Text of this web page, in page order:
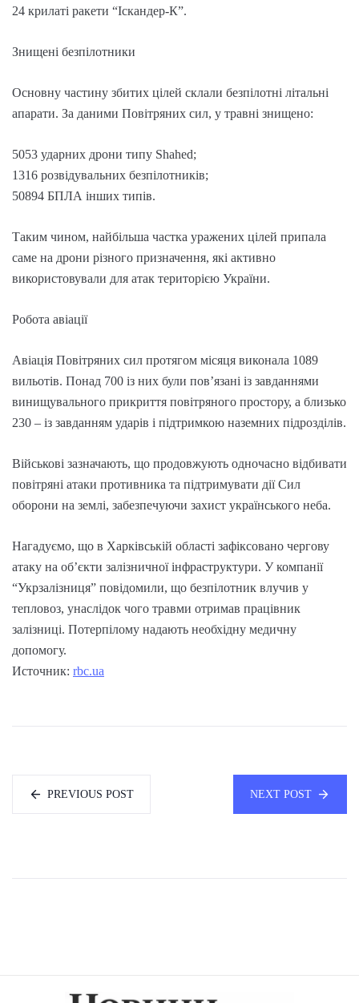
24 крилаті ракети “Іскандер-К”.
Знищені безпілотники
Основну частину збитих цілей склали безпілотні літальні
апарати. За даними Повітряних сил, у травні знищено:
5053 ударних дрони типу Shahed;
1316 розвідувальних безпілотників;
50894 БПЛА інших типів.
Таким чином, найбільша частка уражених цілей припала
саме на дрони різного призначення, які активно
використовували для атак територією України.
Робота авіації
Авіація Повітряних сил протягом місяця виконала 1089
вильотів. Понад 700 із них були пов’язані із завданнями
винищувального прикриття повітряного простору, а близько
230 – із завданням ударів і підтримкою наземних підрозділів.
Військові зазначають, що продовжують одночасно відбивати
повітряні атаки противника та підтримувати дії Сил
оборони на землі, забезпечуючи захист українського неба.
Нагадуємо, що в Харківській області зафіксовано чергову
атаку на об’єкти залізничної інфраструктури. У компанії
“Укрзалізниця” повідомили, що безпілотник влучив у
тепловоз, унаслідок чого травми отримав працівник
залізниці. Потерпілому надають необхідну медичну
допомогу.
Источник: rbc.ua
PREVIOUS POST NEXT POST